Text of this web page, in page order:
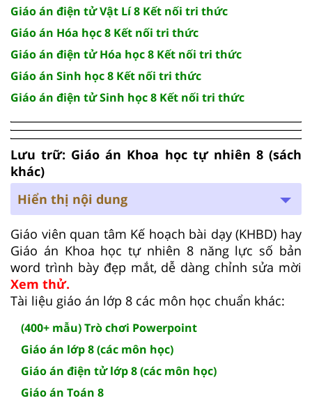
Giáo án điện tử Vật Lí 8 Kết nối tri thức
Giáo án Hóa học 8 Kết nối tri thức
Giáo án điện tử Hóa học 8 Kết nối tri thức
Giáo án Sinh học 8 Kết nối tri thức
Giáo án điện tử Sinh học 8 Kết nối tri thức
Lưu trữ: Giáo án Khoa học tự nhiên 8 (sách
khác)
Hiển thị nội dung
Giáo viên quan tâm Kế hoạch bài dạy (KHBD) hay
Giáo án Khoa học tự nhiên 8 năng lực số bản
word trình bày đẹp mắt, dễ dàng chỉnh sửa mời
Xem thử.
Tài liệu giáo án lớp 8 các môn học chuẩn khác:
(400+ mẫu) Trò chơi Powerpoint
Giáo án lớp 8 (các môn học)
Giáo án điện tử lớp 8 (các môn học)
Giáo án Toán 8